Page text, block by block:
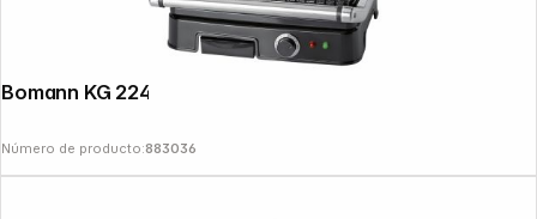
Bomann KG 2242 CB
Número de producto:883036